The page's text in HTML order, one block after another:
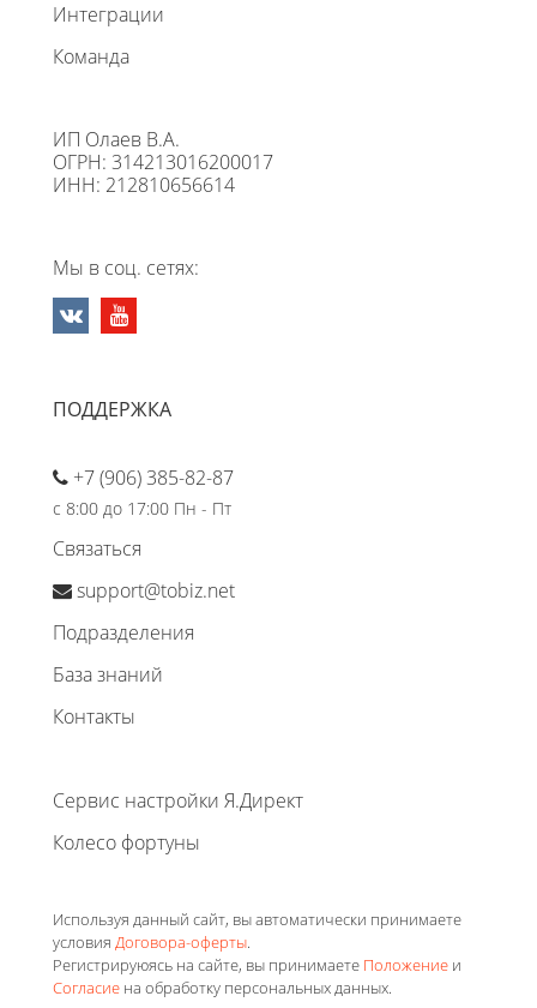
Интеграции
Команда
ИП Олаев В.А.
ОГРН: 314213016200017
ИНН: 212810656614
Мы в соц. сетях:
ПОДДЕРЖКА
+7 (906) 385-82-87
с 8:00 до 17:00 Пн - Пт
Связаться
support@tobiz.net
Подразделения
База знаний
Контакты
Сервис настройки Я.Директ
Колесо фортуны
Используя данный сайт, вы автоматически принимаете
условия Договора-оферты.
Регистрируюясь на сайте, вы принимаете Положение и
Согласие на обработку персональных данных.